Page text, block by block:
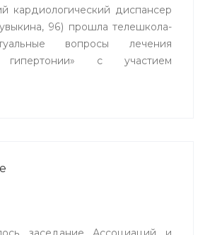
кардиологический диспансер
96) прошла телешкола-
вопросы лечения
гипертонии» с участием